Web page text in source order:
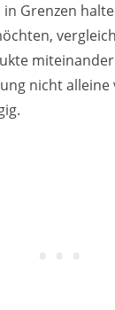
Grenzen
nicht alleine